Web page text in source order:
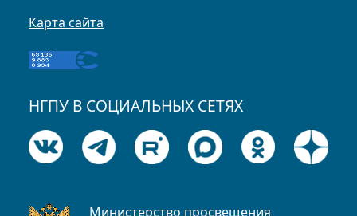
Карта сайта
НГПУ В СОЦИАЛЬНЫХ СЕТЯХ
Министерство просвещения